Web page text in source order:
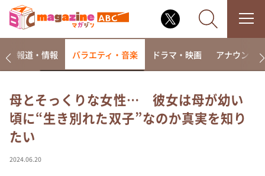
なるみ・岡村の過ぎるTV
これ余談なんですけど・・・
報道・情報 バラエティ・音楽 ドラマ・映画 アナウンサー
母とそっくりな女性… 彼女は母が幼い
頃に“生き別れた双子”なのか真実を知り
たい
2024.06.20